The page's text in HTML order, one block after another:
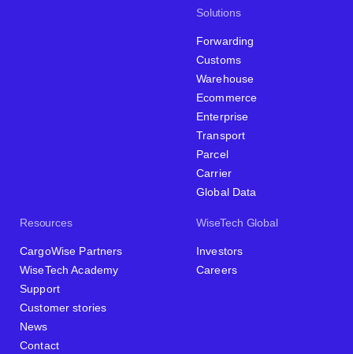
Solutions
Forwarding
Customs
Warehouse
Ecommerce
Enterprise
Transport
Parcel
Carrier
Global Data
Resources
CargoWise Partners
WiseTech Academy
Support
Customer stories
News
Contact
WiseTech Global
Investors
Careers